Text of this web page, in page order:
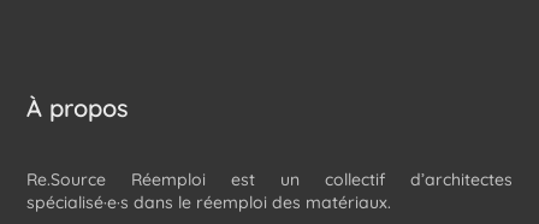
À propos
Re.Source Réemploi est un collectif d’architectes
spécialisé·e·s dans le réemploi des matériaux.